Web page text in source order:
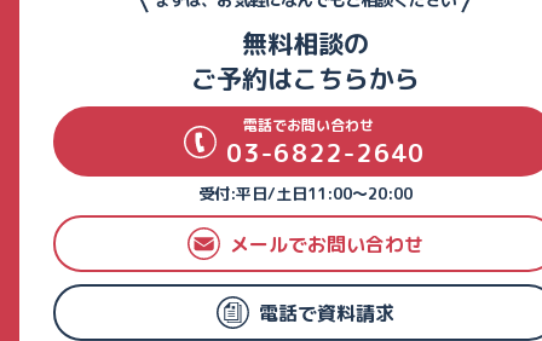
無料相談の
ご予約はこちらから
電話でお問い合わせ
03-6822-2640
受付:平日/土日11:00～20:00
メールでお問い合わせ
電話で資料請求